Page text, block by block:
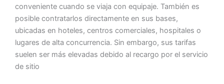
conveniente cuando se viaja con equipaje. También es
posible contratarlos directamente en sus bases,
ubicadas en hoteles, centros comerciales, hospitales o
lugares de alta concurrencia. Sin embargo, sus tarifas
suelen ser más elevadas debido al recargo por el servicio
de sitio